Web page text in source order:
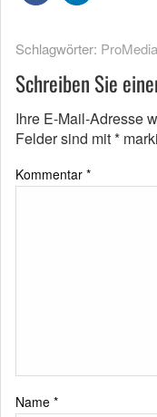
Schlagwörter:
Schreiben Sie
Ihre E-Mail-Adresse
Felder sind mit*
Kommentar *
Name *